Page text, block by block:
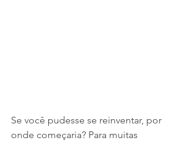
Se você pudesse se reinventar, por
onde começaria? Para muitas